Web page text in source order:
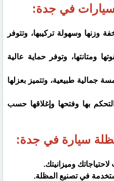
في جدة:
وزنها وسهولة تركيبها، وتتوفر
ومتانتها، وتوفر حماية عالية
جمالية طبيعية، وتتميز بعزلها
بها وفتحها وإغلاقها حسب
سيارة في جدة:
وميزانيتك.
في تصنيع المظلة.